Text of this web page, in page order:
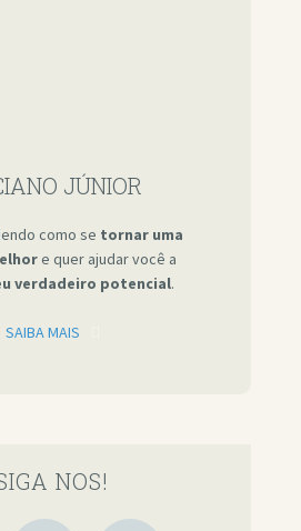
JÚNIOR
como se tornar uma
e quer ajudar você a
verdadeiro potencial.
SAIBA MAIS
NOS!